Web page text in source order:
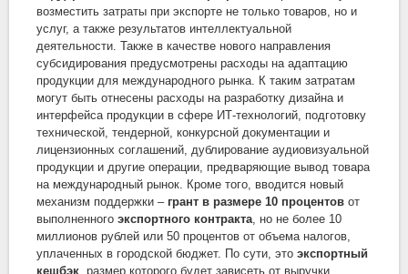
возместить затраты при экспорте не только товаров, но и
услуг, а также результатов интеллектуальной
деятельности. Также в качестве нового направления
субсидирования предусмотрены расходы на адаптацию
продукции для международного рынка. К таким затратам
могут быть отнесены расходы на разработку дизайна и
интерфейса продукции в сфере ИТ-технологий, подготовку
технической, тендерной, конкурсной документации и
лицензионных соглашений, дублирование аудиовизуальной
продукции и другие операции, предваряющие вывод товара
на международный рынок. Кроме того, вводится новый
механизм поддержки – грант в размере 10 процентов от
выполненного экспортного контракта, но не более 10
миллионов рублей или 50 процентов от объема налогов,
уплаченных в городской бюджет. По сути, это экспортный
кешбэк, размер которого будет зависеть от выручки,